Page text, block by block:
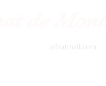
@hotmail.com